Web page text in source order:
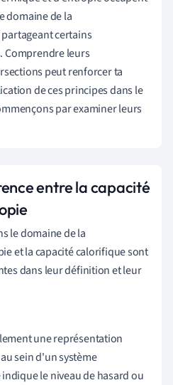
domaine de la
certains
Comprendre leurs
peut renforcer ta
de ces principes dans le
par examiner leurs
entre la capacité
le domaine de la
et la capacité calorifique sont
dans leur définition et leur
une représentation
sein d'un système
le niveau de hasard ou